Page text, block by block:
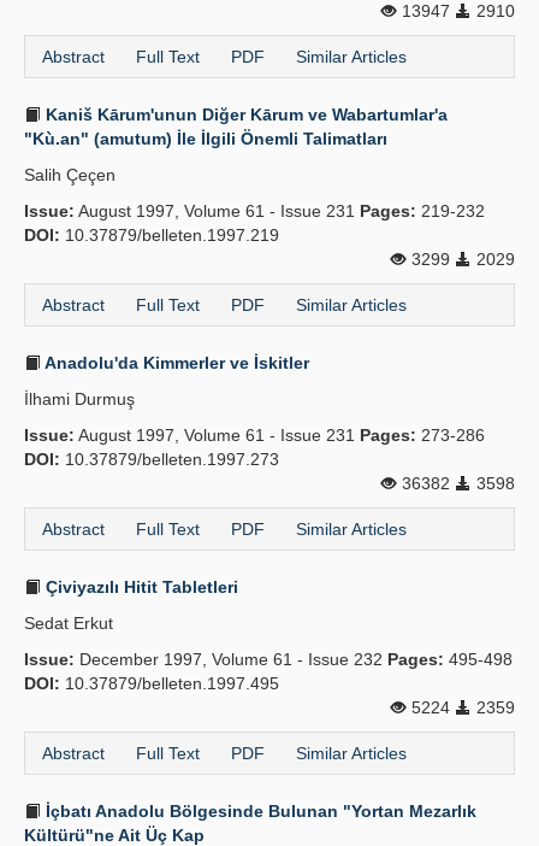
13947
2910
Abstract Full Text PDF Similar Articles
Kaniš Kārum'unun Diğer Kārum ve Wabartumlar'a
"Kù.an" (amutum) İle İlgili Önemli Talimatları
Salih Çeçen
Issue: August 1997, Volume 61 - Issue 231 Pages: 219-232
DOI: 10.37879/belleten.1997.219
3299
2029
Abstract Full Text PDF Similar Articles
Anadolu'da Kimmerler ve İskitler
İlhami Durmuş
Issue: August 1997, Volume 61 - Issue 231 Pages: 273-286
DOI: 10.37879/belleten.1997.273
36382
3598
Abstract Full Text PDF Similar Articles
Çiviyazılı Hitit Tabletleri
Sedat Erkut
Issue: December 1997, Volume 61 - Issue 232 Pages: 495-498
DOI: 10.37879/belleten.1997.495
5224
2359
Abstract Full Text PDF Similar Articles
İçbatı Anadolu Bölgesinde Bulunan "Yortan Mezarlık
Kültürü"ne Ait Üç Kap